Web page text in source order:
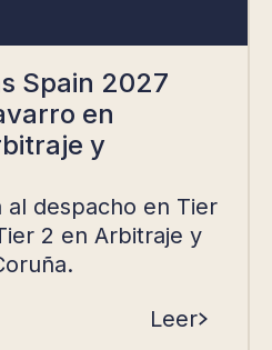
Spain 2027
en
y
al despacho en Tier
2 en Arbitraje y
Leer